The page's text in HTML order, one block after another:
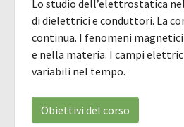
Lo studio dell’elettrostatica
di dielettrici e conduttori. La
continua. I fenomeni
e nella materia. I campi
variabili nel tempo.
Obiettivi del corso